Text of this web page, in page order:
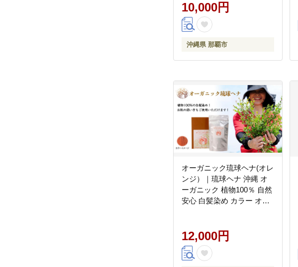
10,000円
沖縄県 那覇市
オーガニック琉球ヘナ(オレ
ンジ）｜琉球ヘナ 沖縄 オ
ーガニック 植物100％ 自然
安心 白髪染め カラー オレ
12,000円